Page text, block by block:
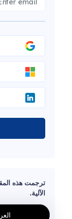
الآلية.
يعمل مدققونا